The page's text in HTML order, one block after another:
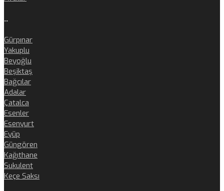
..
Gürpınar
Yakuplu
Beyoğlu
Beşiktaş
Bağcılar
Adalar
Çatalca
Esenler
Esenyurt
Eyüp
Güngören
Kağıthane
Sukulent
Keçe Saksı